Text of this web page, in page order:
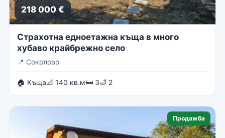
218 000 €
Страхотна едноетажна къща в много
хубаво крайбрежно село
📍 Соколово
🏠 Къща📐 140 кв.м🛏 3🛁 2
Продажба